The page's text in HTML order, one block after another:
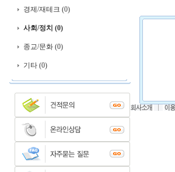
경제/재테크 (0)
사회/정치 (0)
종교/문화 (0)
기타 (0)